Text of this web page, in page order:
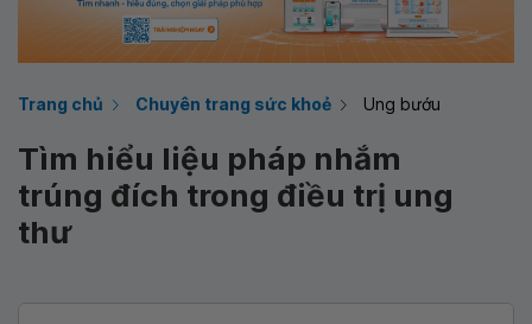
Trang chủ Chuyên trang sức khoẻ Ung bướu
Tìm hiểu liệu pháp nhắm
trúng đích trong điều trị ung
thư